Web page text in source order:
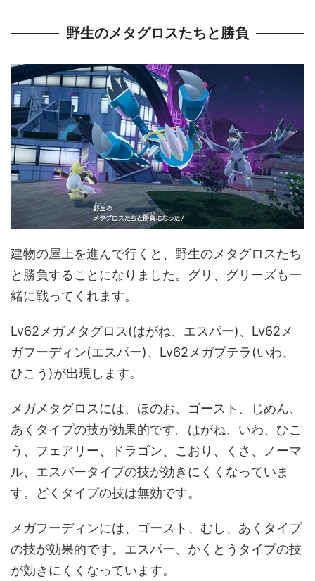
野生のメタグロスたちと勝負
建物の屋上を進んで行くと、野生のメタグロスたち
と勝負することになりました。グリ、グリーズも一
緒に戦ってくれます。
Lv62メガメタグロス(はがね、エスパー)、Lv62メ
ガフーディン(エスパー)、Lv62メガプテラ(いわ、
ひこう)が出現します。
メガメタグロスには、ほのお、ゴースト、じめん、
あくタイプの技が効果的です。はがね、いわ、ひこ
う、フェアリー、ドラゴン、こおり、くさ、ノーマ
ル、エスパータイプの技が効きにくくなっていま
す。どくタイプの技は無効です。
メガフーディンには、ゴースト、むし、あくタイプ
の技が効果的です。エスパー、かくとうタイプの技
が効きにくくなっています。